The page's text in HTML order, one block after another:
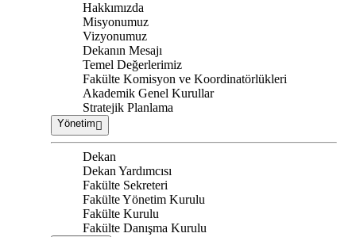
Hakkımızda
Misyonumuz
Vizyonumuz
Dekanın Mesajı
Temel Değerlerimiz
Fakülte Komisyon ve Koordinatörlükleri
Akademik Genel Kurullar
Stratejik Planlama
Yönetim
Dekan
Dekan Yardımcısı
Fakülte Sekreteri
Fakülte Yönetim Kurulu
Fakülte Kurulu
Fakülte Danışma Kurulu